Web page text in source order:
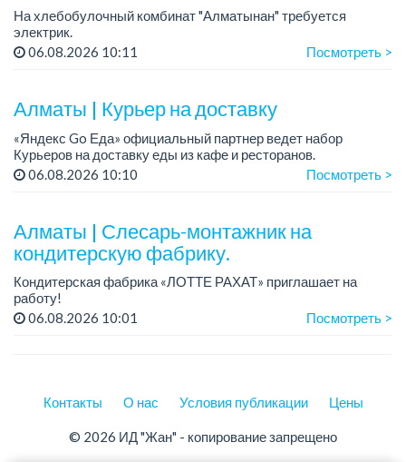
На хлебобулочный комбинат "Алматынан" требуется
электрик.
Зарплата: от 250 000 тенге на руки + бесплатный обед.
06.08.2026 10:11 Посмотреть >
Алматы | Курьер на доставку
«Яндекс Go Еда» официальный партнер ведет набор
Курьеров на доставку еды из кафе и ресторанов.
06.08.2026 10:10 Посмотреть >
Алматы | Слесарь-монтажник на
кондитерскую фабрику.
Кондитерская фабрика «ЛОТТЕ РАХАТ» приглашает на
работу!
Зарплата обсуждается на собеседовании.
06.08.2026 10:01 Посмотреть >
Контакты О нас Условия публикации Цены
© 2026 ИД "Жан" - копирование запрещено